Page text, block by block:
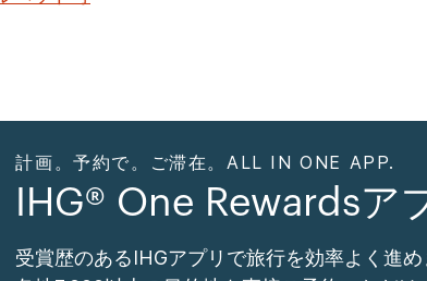
計画。予約で。ご滞在。ALL IN ONE APP.
IHG® One Rewardsア
受賞歴のあるIHGアプリで旅行を効率よく進